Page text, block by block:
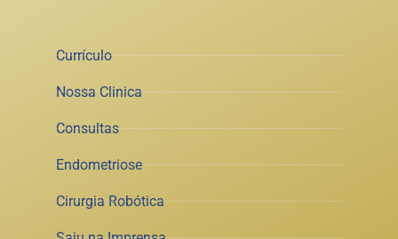
Currículo
Nossa Clinica
Consultas
Endometriose
Cirurgia Robótica